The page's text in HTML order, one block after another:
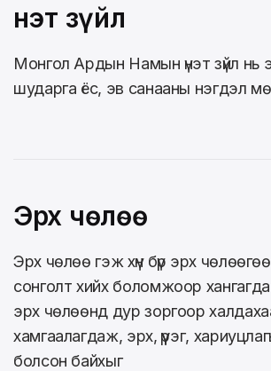
Үнэт зүйл
Монгол Ардын Намын үнэт зүйл нь
шударга ёс, эв санааны нэгдэл
Эрх чөлөө
Эрх чөлөө гэж хүн бүр эрх
сонголт хийх боломжоор
эрх чөлөөнд дур зоргоор
хамгаалагдаж, эрх, үүрэг,
болсон байхыг